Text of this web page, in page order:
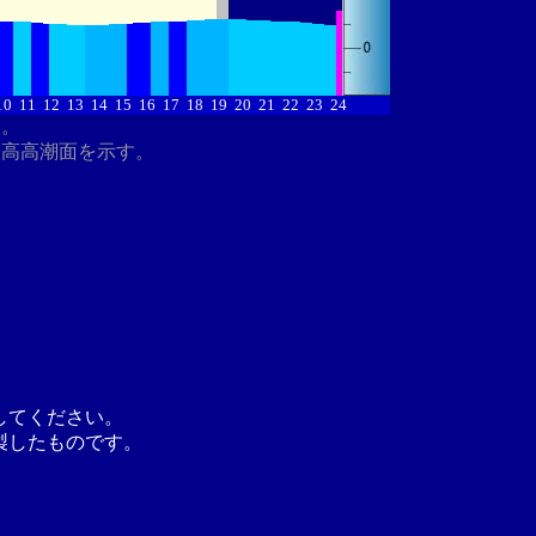
11 12 13 14 15 16 17 18 19 20 21 22 23 24
高潮面を示す。
ください。
たものです。